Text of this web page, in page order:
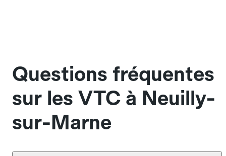
Questions fréquentes
sur les VTC à Neuilly-
sur-Marne